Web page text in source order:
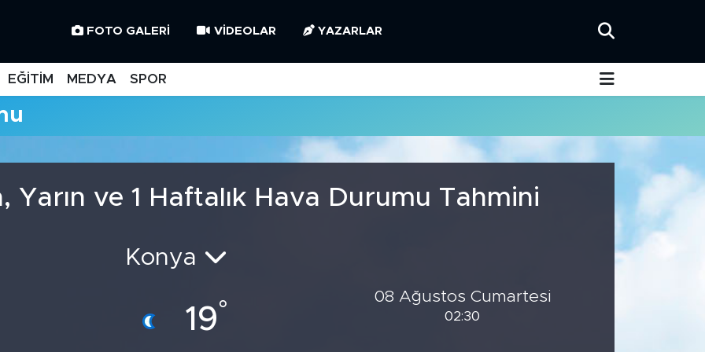
FOTO GALERI VIDEOLAR YAZARLAR
EĞİTİM MEDYA SPOR
Yarın ve 1 Haftalık Hava Durumu Tahmini
Konya
19°
08 Ağustos Cumartesi
02:30